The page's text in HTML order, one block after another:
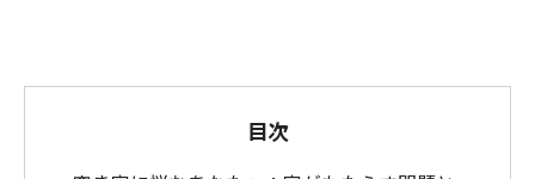
目次